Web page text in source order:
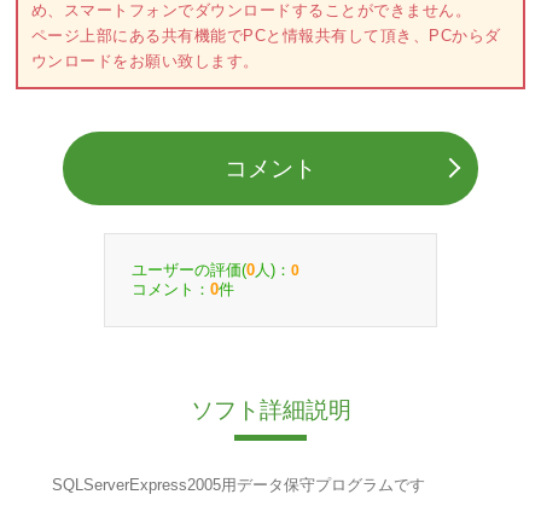
め、スマートフォンでダウンロードすることができません。
ページ上部にある共有機能でPCと情報共有して頂き、PCからダ
ウンロードをお願い致します。
コメント
ユーザーの評価(0 人)： 0
コメント： 0件
ソフト詳細説明
SQLServerExpress2005用データ保守プログラムです